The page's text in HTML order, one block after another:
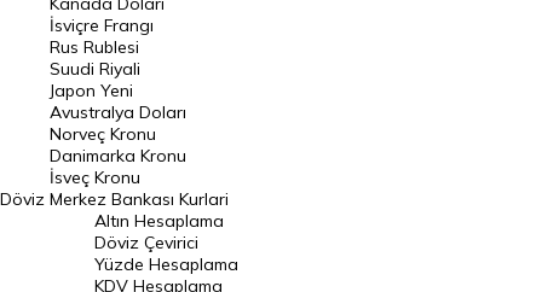
Frank Kuru
Riyal Kuru
Avustralya Doları
Danimarka Kronu Kuru
Kanada Doları Kuru
Norveç Kronu Kuru
İsveç Kronu Kuru
Japon Yeni Kuru
Döviz
İsviçre Frangı
Rus Rublesi
Suudi Riyali
Japon Yeni
Avustralya Doları
Norveç Kronu
Danimarka Kronu
İsveç Kronu
Merkez Bankası Kurlari
Altın Hesaplama
Döviz Çevirici
Yüzde Hesaplama
KDV Hesaplama